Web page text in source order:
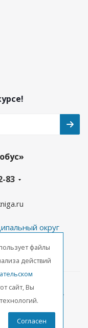
83
округ
«Глобус»
файлы
действий
сайт, Вы
Согласен